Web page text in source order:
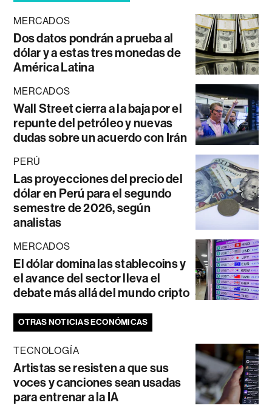
MERCADOS
Dos datos pondrán a prueba al
dólar y a estas tres monedas de
América Latina
MERCADOS
Wall Street cierra a la baja por el
repunte del petróleo y nuevas
dudas sobre un acuerdo con Irán
PERÚ
Las proyecciones del precio del
dólar en Perú para el segundo
semestre de 2026, según
analistas
MERCADOS
El dólar domina las stablecoins y
el avance del sector lleva el
debate más allá del mundo cripto
OTRAS NOTICIAS ECONÓMICAS
TECNOLOGÍA
Artistas se resisten a que sus
voces y canciones sean usadas
para entrenar a la IA